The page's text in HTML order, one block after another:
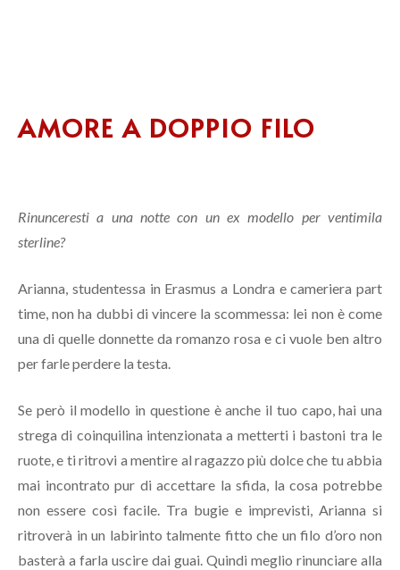
AMORE A DOPPIO FILO
Rinunceresti a una notte con un ex modello per ventimila
sterline?
Arianna, studentessa in Erasmus a Londra e cameriera part
time, non ha dubbi di vincere la scommessa: lei non è come
una di quelle donnette da romanzo rosa e ci vuole ben altro
per farle perdere la testa.
Se però il modello in questione è anche il tuo capo, hai una
strega di coinquilina intenzionata a metterti i bastoni tra le
ruote, e ti ritrovi a mentire al ragazzo più dolce che tu abbia
mai incontrato pur di accettare la sfida, la cosa potrebbe
non essere così facile. Tra bugie e imprevisti, Arianna si
ritroverà in un labirinto talmente fitto che un filo d’oro non
basterà a farla uscire dai guai. Quindi meglio rinunciare alla